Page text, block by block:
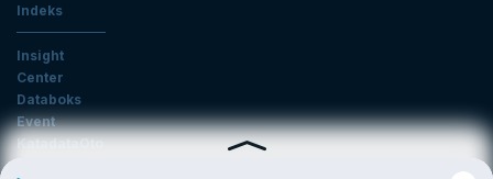
Indeks
Insight
Center
Databoks
Event
KatadataOto